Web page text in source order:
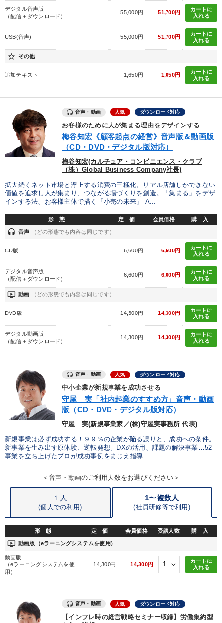
デジタル音声版
（配信＋ダウンロード）
55,000円 51,700円
カートに
入れる
USB(音声) 55,000円 51,700円
カートに
入れる
star_border その他
追加テキスト 1,650円 1,650円
カートに
入れる
音声・動画 人気 ダウンロード対応
お客様のために人が集まる理由をデザインする
梅谷知宏《顧客起点の経営》音声版＆動画版
（CD・DVD・デジタル版対応）
梅谷知宏(カルチュア・コンビニエンス・クラブ
（株）Global Business Company社長)
拡大続くネット市場と浮上する消費の三極化。リアル店舗しかできない
価値を追求し人が集まり、つながる場づくりを創造。「集まる」をデザ
インする法、お客様主体で描く「小売の未来」 A...
形 態 定 価 会員価格 購 入
headset 音声 （どの形態でも内容は同じです）
CD版 6,600円 6,600円
カートに
入れる
デジタル音声版
（配信＋ダウンロード）
6,600円 6,600円
カートに
入れる
ondemand_video 動画 （どの形態でも内容は同じです）
DVD版 14,300円 14,300円
カートに
入れる
デジタル動画版
（配信＋ダウンロード）
14,300円 14,300円
カートに
入れる
音声・動画 人気 ダウンロード対応
中小企業が新規事業を成功させる
守屋 実「社内起業のすすめ方」音声・動画
版（CD・DVD・デジタル版対応）
守屋 実(新規事業家／(株)守屋実事務所 代表)
新規事業は必ず成功する！９９％の企業が陥る誤りと、成功への条件。
新事業を生み出す原体験、逆転発想、DXの活用、課題の解決事業…52
事業を立ち上げたプロが成功事例をまじえ指導 ...
＜音声・動画のご利用人数をお選びください＞
１人
(個人での利用)
1〜複数人
(社員研修等で利用)
形 態 定 価 会員価格 受講人数 購 入
ondemand_video 動画版（eラーニングシステムを使用）
動画版
（eラーニングシステムを使
用）
14,300円 14,300円
カートに
入れる
音声・動画 人気 ダウンロード対応
【インフレ時の経営戦略セミナー収録】労働集約型